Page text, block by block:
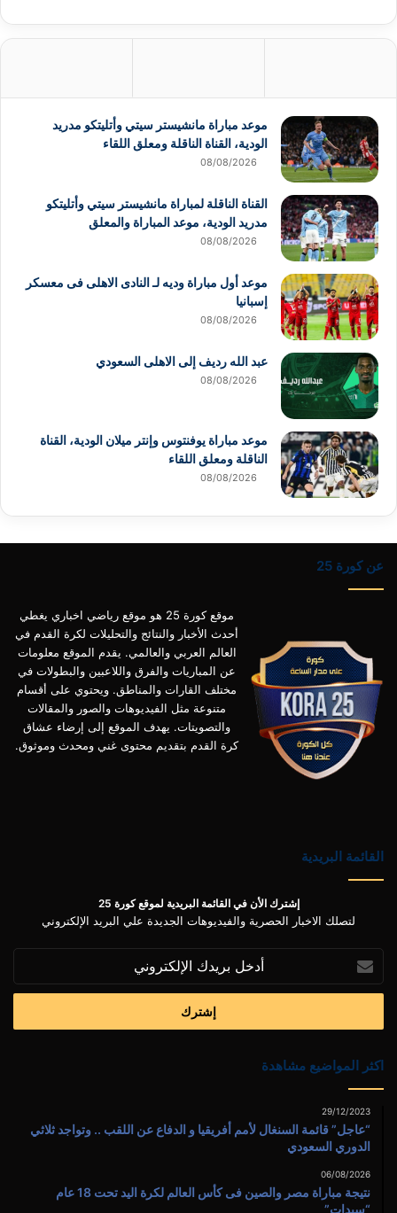
موعد مباراة مانشيستر سيتي وأتليتكو مدريد
الودية، القناة الناقلة ومعلق اللقاء
08/08/2026
القناة الناقلة لمباراة مانشيستر سيتي وأتليتكو
مدريد الودية، موعد المباراة والمعلق
08/08/2026
موعد أول مباراة وديه لـ النادى الاهلى فى معسكر
إسبانيا
08/08/2026
عبد الله رديف إلى الاهلى السعودي
08/08/2026
موعد مباراة يوفنتوس وإنتر ميلان الودية، القناة
الناقلة ومعلق اللقاء
08/08/2026
عن كورة 25
موقع كورة 25 هو موقع رياضي اخباري يغطي
أحدث الأخبار والنتائج والتحليلات لكرة القدم في
العالم العربي والعالمي. يقدم الموقع معلومات
عن المباريات والفرق واللاعبين والبطولات في
مختلف القارات والمناطق. ويحتوي على أقسام
متنوعة مثل الفيديوهات والصور والمقالات
والتصويتات. يهدف الموقع إلى إرضاء عشاق
كرة القدم بتقديم محتوى غني ومحدث وموثوق.
القائمة البريدية
إشترك الأن في القائمة البريدية لموقع كورة 25
لتصلك الاخبار الحصرية والفيديوهات الجديدة علي البريد الإلكتروني
أدخل
بريدك
الإلكتروني
اكثر المواضيع مشاهدة
29/12/2023
“عاجل” قائمة السنغال لأمم أفريقيا و الدفاع عن اللقب .. وتواجد ثلاثي
الدوري السعودي
06/08/2026
نتيجة مباراة مصر والصين فى كأس العالم لكرة اليد تحت 18 عام
“سيدات”